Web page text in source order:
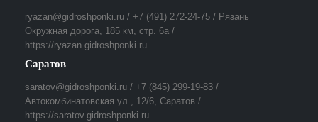
ryazan@gidroshponki.ru / +7 (491) 272-24-75 / Рязань
Окружная дорога, 185 км, стр. 6а /
https://ryazan.gidroshponki.ru
Саратов
saratov@gidroshponki.ru / +7 (845) 299-19-83 /
Автокомбинатовская ул., 12/6, Саратов /
https://saratov.gidroshponki.ru